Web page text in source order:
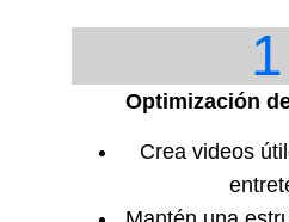
1
Optimización
Crea videos